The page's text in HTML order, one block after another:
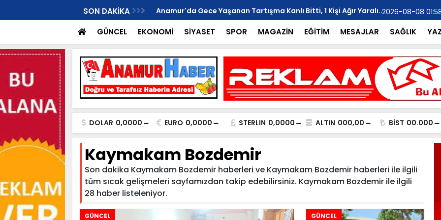
SON DAKİKA
KURUCU İLÇE BAŞKANI OLDU.. Anamur'da Gece Yaşanan Tartışma Kanlı Bitti, 1 Kişi Ağır Yaralı.. YILMAZ;
2026-08-08
GÜNCEL EKONOMİ SİYASET SPOR MAGAZİN EĞİTİM MESAJLAR SAĞLIK
DOLAR 0,0000 EURO 0,0000 STERLIN 0,0000 ALTIN 000,00 BİST 00.000
Kaymakam Bozdemir
Son dakika Kaymakam Bozdemir haberleri ve Kaymakam Bozdemir haberleri ile ilgili
tüm sıcak gelişmeleri sayfamızdan takip edebilirsiniz. Kaymakam Bozdemir ile ilgili
28 haber listeleniyor.
GÜNCEL GÜNCEL